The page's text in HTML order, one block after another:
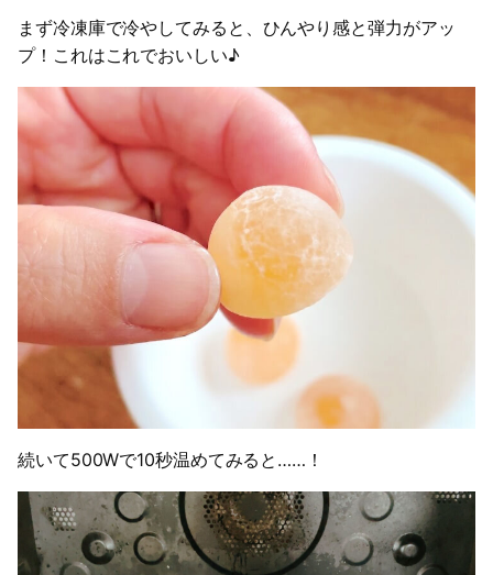
まず冷凍庫で冷やしてみると、ひんやり感と弾力がアッ
プ！これはこれでおいしい♪
続いて500Wで10秒温めてみると……！